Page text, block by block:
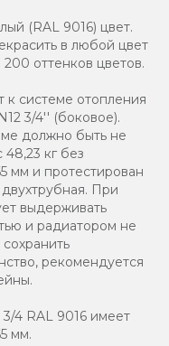
(RAL 9016) цвет.
в любой цвет
оттенков цветов.
системе отопления
3/4'' (боковое).
должно быть не
кг без
мм и протестирован
При
выдерживать
и радиатором не
рекомендуется
4 RAL 9016 имеет
мм.